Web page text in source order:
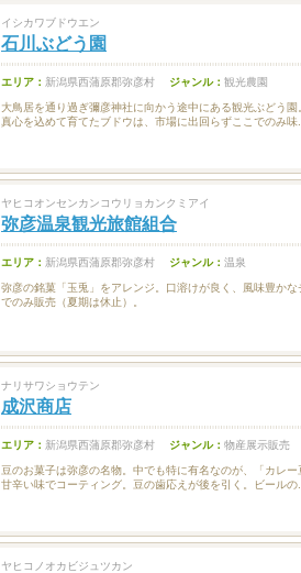
イシカワブドウエン
石川ぶどう園
エリア： 新潟県西蒲原郡弥彦村 ジャンル： 観光農園
大鳥居を通り過ぎ彌彦神社に向かう途中にある観光ぶどう
真心を込めて育てたブドウは、市場に出回らずここでのみ味
ヤヒコオンセンカンコウリョカンクミアイ
弥彦温泉観光旅館組合
エリア： 新潟県西蒲原郡弥彦村 ジャンル： 温泉
弥彦の銘菓「玉兎」をアレンジ。口溶けが良く、風味豊か
でのみ販売（夏期は休止）。
ナリサワショウテン
成沢商店
エリア： 新潟県西蒲原郡弥彦村 ジャンル： 物産展示販売
豆のお菓子は弥彦の名物。中でも特に有名なのが、「カレ
甘辛い味でコーティング。豆の歯応えが後を引く。ビールの
ヤヒコノオカビジュツカン